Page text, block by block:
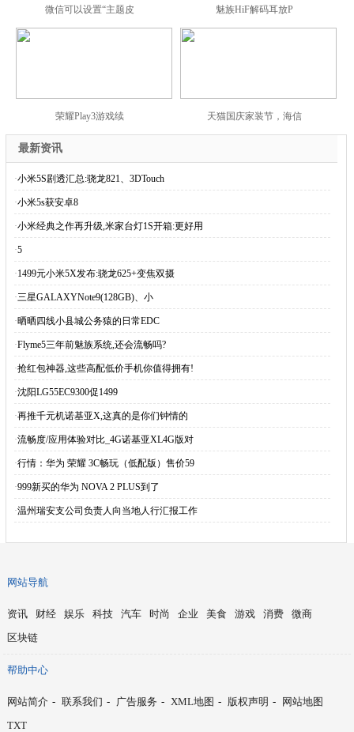
微信可以设置“主题皮 魅族HiF解码耳放P
荣耀Play3游戏续 天猫国庆家装节，海信
最新资讯
·小米5S剧透汇总:骁龙821、3DTouch
·小米5s获安卓8
·小米经典之作再升级,米家台灯1S开箱:更好用
·5
·1499元小米5X发布:骁龙625+变焦双摄
·三星GALAXYNote9(128GB)、小
·晒晒四线小县城公务猿的日常EDC
·Flyme5三年前魅族系统,还会流畅吗?
·抢红包神器,这些高配低价手机你值得拥有!
·沈阳LG55EC9300促1499
·再推千元机诺基亚X,这真的是你们钟情的
·流畅度/应用体验对比_4G诺基亚XL4G版对
·行情：华为 荣耀 3C畅玩（低配版）售价59
·999新买的华为 NOVA 2 PLUS到了
·温州瑞安支公司负责人向当地人行汇报工作
网站导航
资讯 财经 娱乐 科技 汽车 时尚 企业 美食 游戏 消费
微商
区块链
帮助中心
网站简介 - 联系我们 - 广告服务 - XML地图 - 版权声明 -
网站地图
TXT